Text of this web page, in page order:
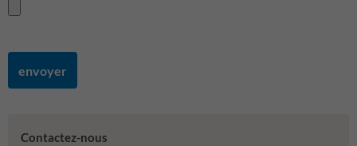
envoyer
Contactez-nous